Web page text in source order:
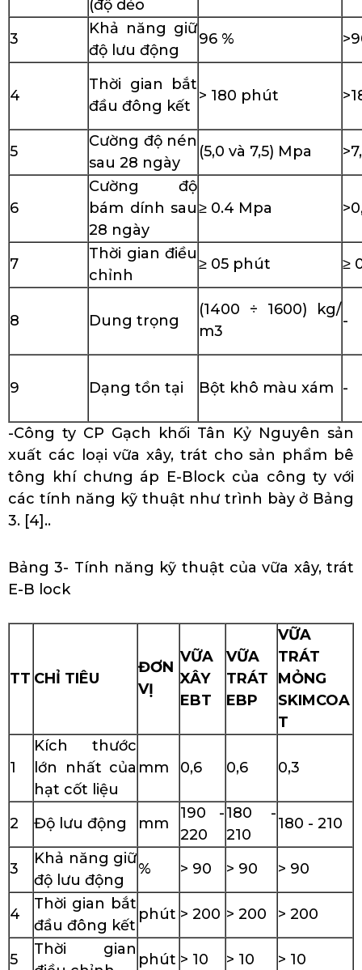
(độ dẻo
3
Khả năng giữ
độ lưu động
96 %
4
Thời gian bắt
đầu đông kết
> 180 phút
5
Cường độ nén
sau 28 ngày
(5,0 và 7,5) Mpa
6
Cường độ
bám dính sau
28 ngày
≥ 0.4 Mpa
7
Thời gian điều
chỉnh
≥ 05 phút ≥
8 Dung trọng
(1400 ÷ 1600) kg/
m3
-
9 Dạng tồn tại Bột khô màu xám -
-Công ty CP Gạch khối Tân Kỷ Nguyên sản
xuất các loại vữa xây, trát cho sản phẩm bê
tông khí chưng áp E-Block của công ty với
các tính năng kỹ thuật như trình bày ở Bảng
3. [4]..
Bảng 3- Tính năng kỹ thuật của vữa xây, trát
E-B lock
TT CHỈ TIÊU
ĐƠN
VỊ
VỮA
XÂY
EBT
VỮA
TRÁT
EBP
VỮA
TRÁT
MỎNG
SKIMCOA
T
1
Kích thước
lớn nhất của
hạt cốt liệu
mm 0,6 0,6 0,3
2 Độ lưu động mm
190 -
220
180 -
210
180 - 210
3
Khả năng giữ
độ lưu động
% > 90 > 90 > 90
4
Thời gian bắt
đầu đông kết
phút > 200 > 200 > 200
5
Thời gian
phút > 10 > 10 > 10